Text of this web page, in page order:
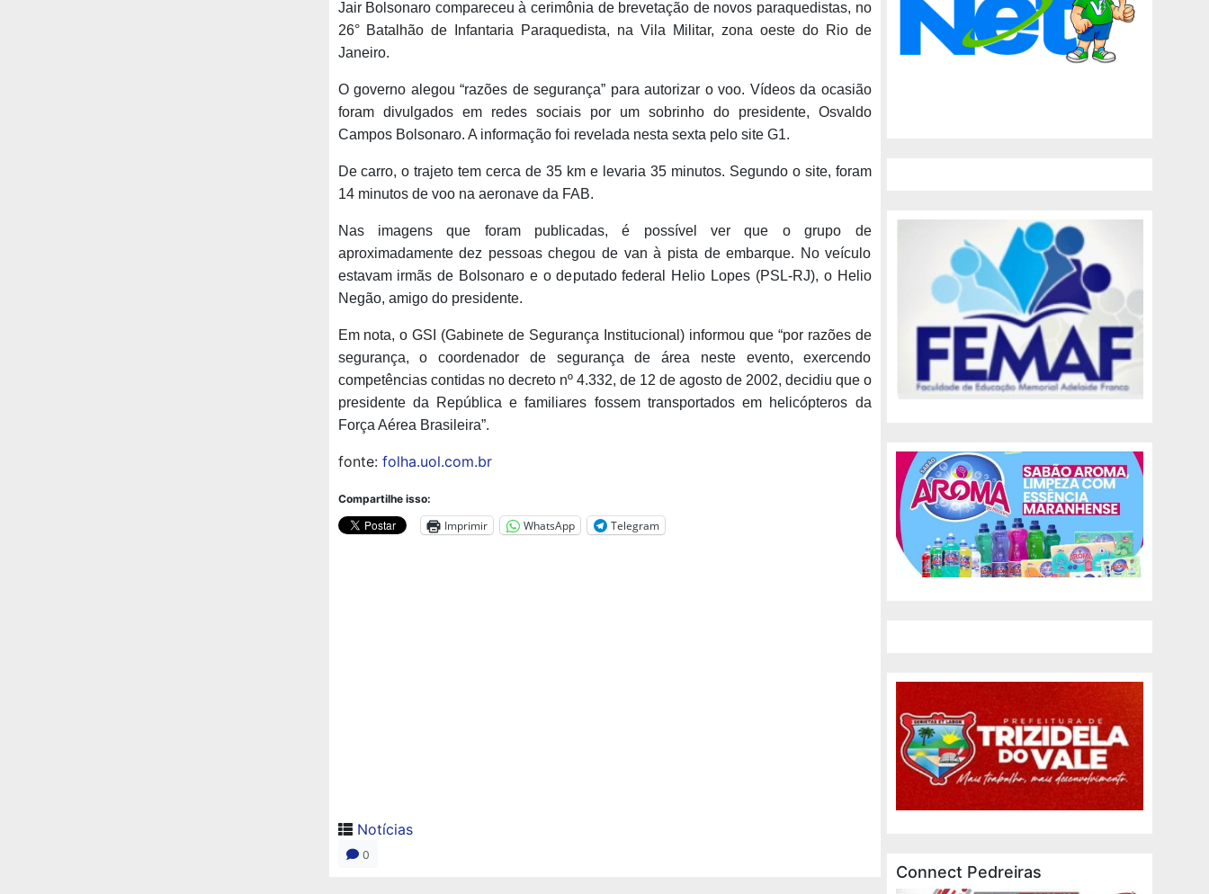
Jair Bolsonaro compareceu à cerimônia de brevetação de novos paraquedistas, no
26° Batalhão de Infantaria Paraquedista, na Vila Militar, zona oeste do Rio de
Janeiro.
O governo alegou “razões de segurança” para autorizar o voo. Vídeos da ocasião
foram divulgados em redes sociais por um sobrinho do presidente, Osvaldo
Campos Bolsonaro. A informação foi revelada nesta sexta pelo site G1.
De carro, o trajeto tem cerca de 35 km e levaria 35 minutos. Segundo o site, foram
14 minutos de voo na aeronave da FAB.
Nas imagens que foram publicadas, é possível ver que o grupo de
aproximadamente dez pessoas chegou de van à pista de embarque. No veículo
estavam irmãs de Bolsonaro e o deputado federal Helio Lopes (PSL-RJ), o Helio
Negão, amigo do presidente.
Em nota, o GSI (Gabinete de Segurança Institucional) informou que “por razões de
segurança, o coordenador de segurança de área neste evento, exercendo
competências contidas no decreto nº 4.332, de 12 de agosto de 2002, decidiu que o
presidente da República e familiares fossem transportados em helicópteros da
Força Aérea Brasileira”.
fonte: folha.uol.com.br
Compartilhe isso:
Imprimir WhatsApp Telegram
Notícias
0
Connect Pedreiras